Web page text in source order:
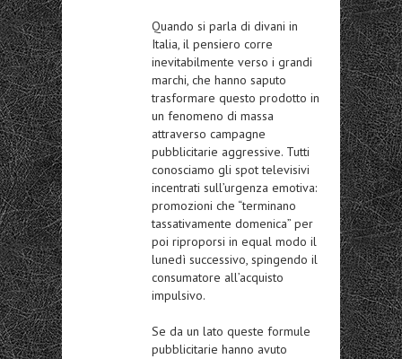
Quando si parla di divani in
Italia, il pensiero corre
inevitabilmente verso i grandi
marchi, che hanno saputo
trasformare questo prodotto in
un fenomeno di massa
attraverso campagne
pubblicitarie aggressive. Tutti
conosciamo gli spot televisivi
incentrati sull’urgenza emotiva:
promozioni che “terminano
tassativamente domenica” per
poi riproporsi in equal modo il
lunedì successivo, spingendo il
consumatore all’acquisto
impulsivo.
Se da un lato queste formule
pubblicitarie hanno avuto